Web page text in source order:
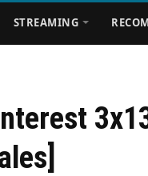
STREAMING